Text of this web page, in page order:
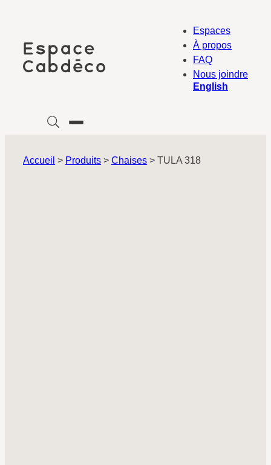
contenu
Espaces
À propos
FAQ
Nous joindre
English
Accueil > Produits > Chaises > TULA 318